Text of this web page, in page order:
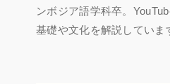
ンボジア語学科卒。
基礎や文化を解説していま